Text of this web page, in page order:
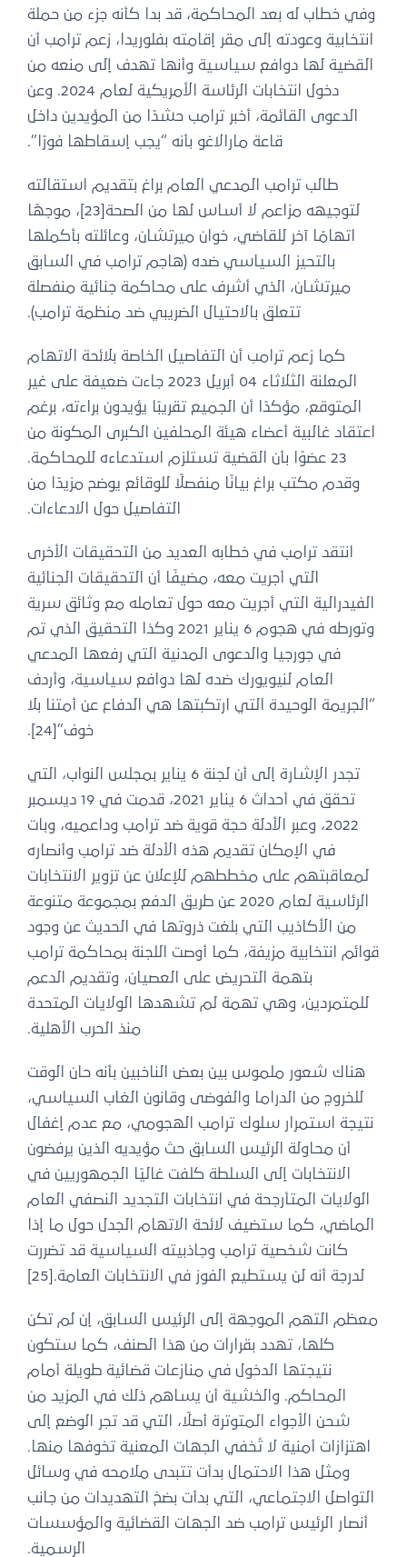
وفي خطاب له بعد المحاكمة، قد بدا كأنه جزء من حملة
انتخابية وعودته إلى مقر إقامته بفلوريدا، زعم ترامب أن
القضية لها دوافع سياسية وأنها تهدف إلى منعه من
دخول انتخابات الرئاسة الأمريكية لعام 2024. وعن
الدعوى القائمة، أخبر ترامب حشدًا من المؤيدين داخل
قاعة مارالاغو بأنه “يجب إسقاطها فورًا”.
طالب ترامب المدعي العام براغ بتقديم استقالته
لتوجيهه مزاعم لا أساس لها من الصحة[23]، موجهًا
اتهامًا آخر للقاضي، خوان ميرتشان، وعائلته بأكملها
بالتحيز السياسي ضده (هاجم ترامب في السابق
ميرتشان، الذي أشرف على محاكمة جنائية منفصلة
تتعلق بالاحتيال الضريبي ضد منظمة ترامب).
كما زعم ترامب أن التفاصيل الخاصة بلائحة الاتهام
المعلنة الثلاثاء 04 أبريل 2023 جاءت ضعيفة على غير
المتوقع، مؤكدًا أن الجميع تقريبًا يؤيدون براءته، برغم
اعتقاد غالبية أعضاء هيئة المحلفين الكبرى المكونة من
23 عضوًا بأن القضية تستلزم استدعاءه للمحاكمة.
وقدم مكتب براغ بيانًا منفصلًا للوقائع يوضح مزيدًا من
التفاصيل حول الادعاءات.
انتقد ترامب في خطابه العديد من التحقيقات الأخرى
التي أجريت معه، مضيفًا أن التحقيقات الجنائية
الفيدرالية التي أجريت معه حول تعامله مع وثائق سرية
وتورطه في هجوم 6 يناير 2021 وكذا التحقيق الذي تم
في جورجيا والدعوى المدنية التي رفعها المدعي
العام لنيويورك ضده لها دوافع سياسية، وأردف
“الجريمة الوحيدة التي ارتكبتها هي الدفاع عن أمتنا بلا
خوف”[24].
تجدر الإشارة إلى أن لجنة 6 يناير بمجلس النواب، التي
تحقق في أحداث 6 يناير 2021، قدمت في 19 ديسمبر
2022، وعبر الأدلة حجة قوية ضد ترامب وداعميه، وبات
في الإمكان تقديم هذه الأدلة ضد ترامب وأنصاره
لمعاقبتهم على مخططهم للإعلان عن تزوير الانتخابات
الرئاسية لعام 2020 عن طريق الدفع بمجموعة متنوعة
من الأكاذيب التي بلغت ذروتها في الحديث عن وجود
قوائم انتخابية مزيفة، كما أوصت اللجنة بمحاكمة ترامب
بتهمة التحريض على العصيان، وتقديم الدعم
للمتمردين، وهي تهمة لم تشهدها الولايات المتحدة
منذ الحرب الأهلية.
هناك شعور ملموس بين بعض الناخبين بأنه حان الوقت
للخروج من الدراما والفوضى وقانون الغاب السياسي،
نتيجة استمرار سلوك ترامب الهجومي، مع عدم إغفال
أن محاولة الرئيس السابق حث مؤيديه الذين يرفضون
الانتخابات إلى السلطة كلفت غاليًا الجمهوريين في
الولايات المتأرجحة في انتخابات التجديد النصفي العام
الماضي، كما ستضيف لائحة الاتهام الجدل حول ما إذا
كانت شخصية ترامب وجاذبيته السياسية قد تضررت
لدرجة أنه لن يستطيع الفوز في الانتخابات العامة.[25]
معظم التهم الموجهة إلى الرئيس السابق، إن لم تكن
كلها، تهدد بقرارات من هذا الصنف، كما ستكون
نتيجتها الدخول في منازعات قضائية طويلة أمام
المحاكم. والخشية أن يساهم ذلك في المزيد من
شحن الأجواء المتوترة أصلًا، التي قد تجر الوضع إلى
اهتزازات أمنية لا تُخفي الجهات المعنية تخوفها منها.
ومثل هذا الاحتمال بدأت تتبدى ملامحه في وسائل
التواصل الاجتماعي، التي بدأت بضخ التهديدات من جانب
أنصار الرئيس ترامب ضد الجهات القضائية والمؤسسات
الرسمية.